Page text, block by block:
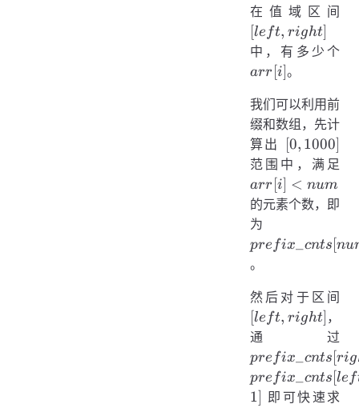
在值域区间
[le ft, right]
中，有多少个
arr [i]。
我们可以利用前
缀和数组，先计
算出
[0,
1000]
[0, 1000]
范围中，满足
arr [i] < num
的元素个数，即
为
pre fix cnts [nu
。
然后对于区间
[le ft, right] ，
通过
-
-
pre fix cnts [rig
pre fix cnts [le f
1] 即可快速求